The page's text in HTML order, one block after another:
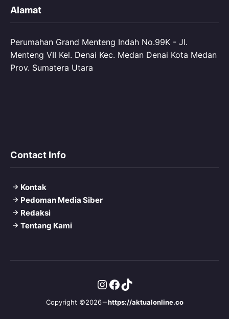
Alamat
Perumahan Grand Menteng Indah No.99K - Jl.
Menteng VII Kel. Denai Kec. Medan Denai Kota Medan
Prov. Sumatera Utara
Contact Info
Kontak
Pedoman Media Siber
Redaksi
Tentang Kami
Copyright ©2026 https://aktualonline.co
Instagram
Facebook
TikTok